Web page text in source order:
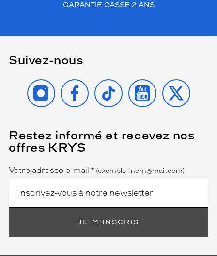
GARANTIE CASSE 2 ANS
Suivez-nous
INSTAGRAMFACEBOOK
TIKTOK YOUTUBE
X
Restez informé et recevez nos
offres KRYS
Name
Votre adresse e-mail *
(Ce
champ
est
obligatoire)
(exemple : nom@mail.com)
JE M'INSCRIS